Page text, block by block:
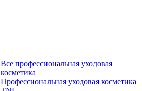
Все профессиональная уходовая
косметика
Профессиональная уходовая косметика